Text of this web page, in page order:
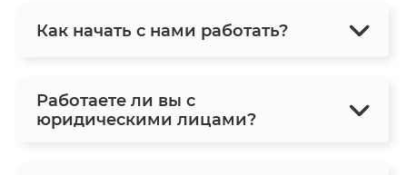
Как начать с нами работать?
Работаете ли вы с
юридическими лицами?